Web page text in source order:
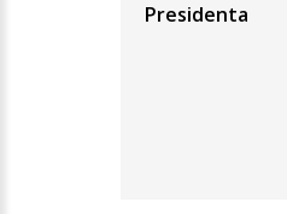
Presidenta